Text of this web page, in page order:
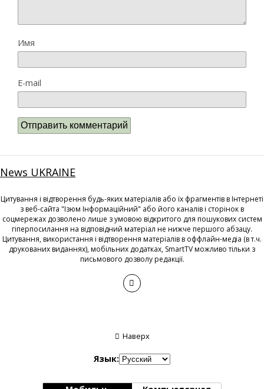
Имя
E-mail
News UKRAINE
Цитування і відтворення будь-яких матеріалів або їх фрагментів в Інтернеті
з веб-сайта "Ізюм Інформаційний" або його каналів і сторінок в
соцмережах дозволено лише з умовою відкритого для пошукових систем
гіперпосилання на відповідний матеріал не нижче першого абзацу.
Цитування, використання і відтворення матеріалів в оффлайн-медіа (в т.ч.
друкованих виданнях), мобільних додатках, SmartTV можливо тільки з
письмового дозволу редакції.
Наверх
Язык: